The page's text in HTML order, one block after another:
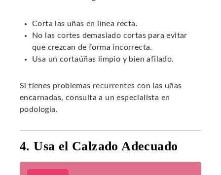
Corta las uñas en línea recta.
No las cortes demasiado cortas para evitar
que crezcan de forma incorrecta.
Usa un cortaúñas limpio y bien afilado.
Si tienes problemas recurrentes con las uñas
encarnadas, consulta a un especialista en
podología.
4. Usa el Calzado Adecuado